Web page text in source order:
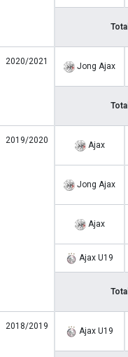
Total
2020/2021 Jong Ajax
Total
2019/2020 Ajax
Jong Ajax
Ajax
Ajax U19
Total
2018/2019 Ajax U19